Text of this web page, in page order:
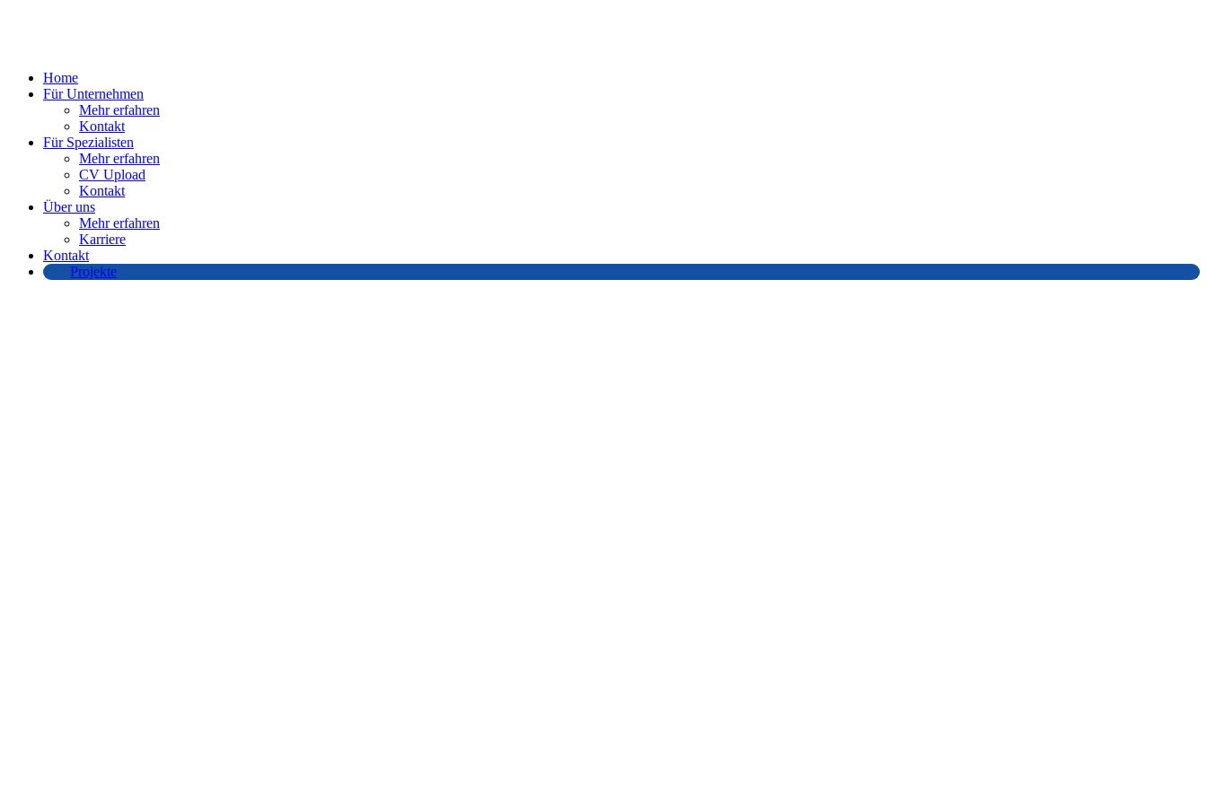
Home
Für Unternehmen
Mehr erfahren
Kontakt
Für Spezialisten
Mehr erfahren
CV Upload
Kontakt
Über uns
Mehr erfahren
Karriere
Kontakt
Projekte